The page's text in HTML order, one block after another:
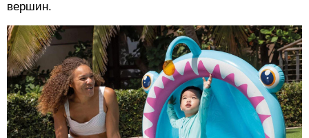
вершин.